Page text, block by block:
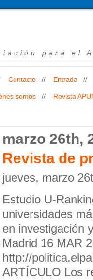
para el
Contacto // Entrada //
somos // Revista
marzo 26th,
Revista de
jueves, marzo
Estudio U-
universidades
en investigación
Madrid 16 MAR
http://
ARTÍCULO Los